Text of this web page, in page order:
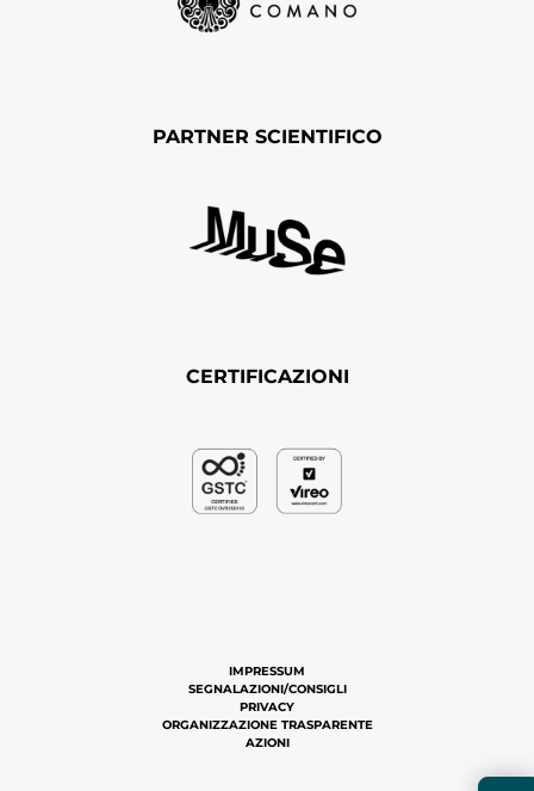
PARTNER SCIENTIFICO
CERTIFICAZIONI
IMPRESSUM
SEGNALAZIONI/CONSIGLI
PRIVACY
ORGANIZZAZIONE TRASPARENTE
AZIONI